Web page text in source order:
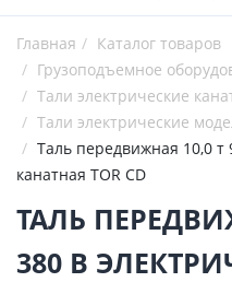
Главная
Каталог товаров
Грузоподъемное
Тали электрические
Тали электрические
Таль передвижная 10,0 т 9 м 380 В электрическая
канатная TOR CD
ТАЛЬ
380 В